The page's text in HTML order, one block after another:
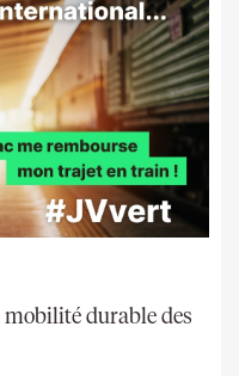
mobilité durable des